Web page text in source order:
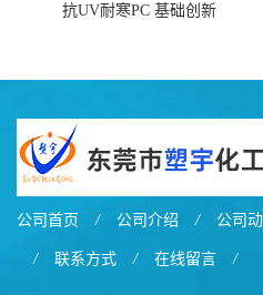
抗UV耐寒PC 基础创新
公司首页 / 公司介绍 / 公司
/ 联系方式 / 在线留言 /